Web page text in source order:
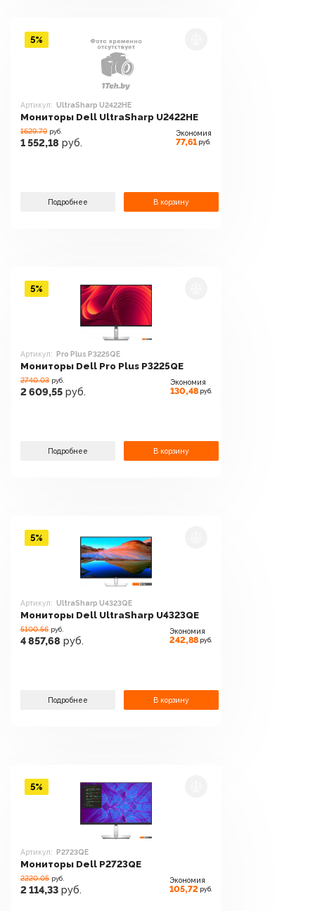
Артикул: UltraSharp U2422HE
Мониторы Dell UltraSharp U2422HE
1629.79 руб.
1 552,18 руб.
Экономия
77,61 руб.
Подробнее В корзину
5%
Артикул: Pro Plus P3225QE
Мониторы Dell Pro Plus P3225QE
2740.03 руб.
2 609,55 руб.
Экономия
130,48 руб.
Подробнее В корзину
5%
Артикул: UltraSharp U4323QE
Мониторы Dell UltraSharp U4323QE
5100.56 руб.
4 857,68 руб.
Экономия
242,88 руб.
Подробнее В корзину
5%
Артикул: P2723QE
Мониторы Dell P2723QE
2220.05 руб.
2 114,33 руб.
Экономия
105,72 руб.
5%